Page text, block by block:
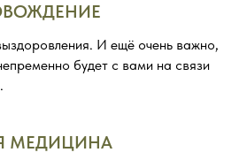
И ещё очень важно,
будет с вами на связи
МЕДИЦИНА